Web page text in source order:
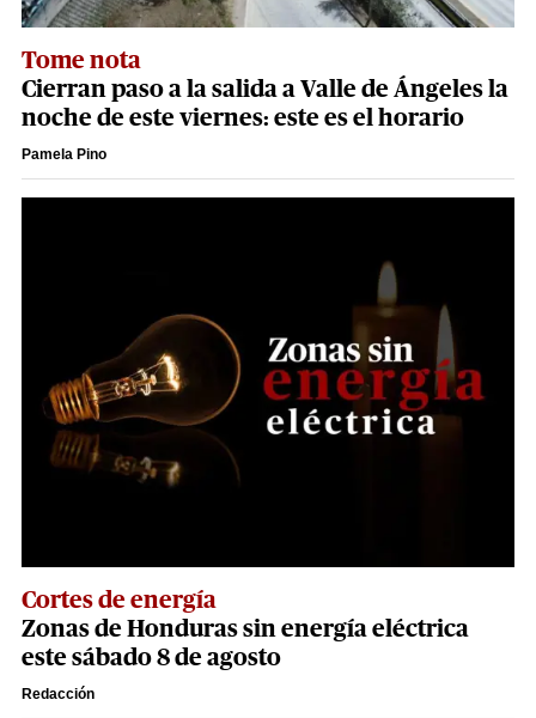
Tome nota
Cierran paso a la salida a Valle de Ángeles la
noche de este viernes: este es el horario
Pamela Pino
Cortes de energía
Zonas de Honduras sin energía eléctrica
este sábado 8 de agosto
Redacción